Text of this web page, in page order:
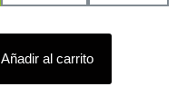
Añadir al carrito